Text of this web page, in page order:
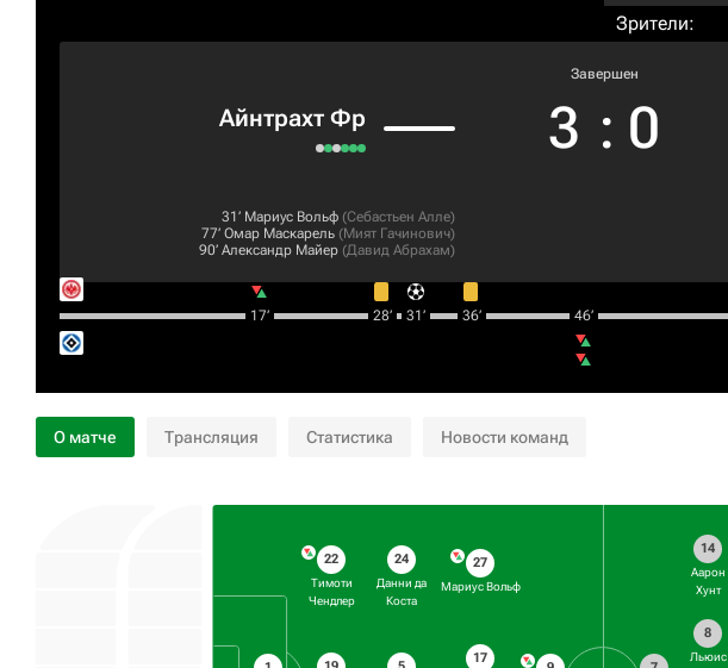
Зрители:
Айнтрахт Фр
Завершен
3 : 0
31‎’‎ Мариус Вольф (Себастьен Алле)
77‎’‎ Омар Маскарель (Мият Гачинович)
90‎’‎ Александр Майер (Давид Абрахам)
17‎’‎ 28‎’‎ 31‎’‎ 36‎’‎ 46‎’‎
О матче Трансляция Статистика Новости команд
22
Тимоти
Чендлер
24
Данни да
Коста
27
Мариус Вольф
17
14
Аарон
Хунт
8
Льюис